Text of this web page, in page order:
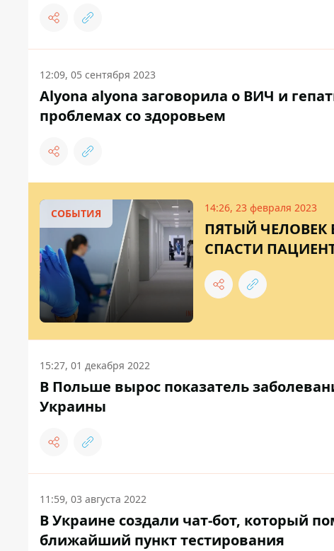
12:09, 05 сентября 2023
Alyona alyona заговорила о ВИЧ и
проблемах со здоровьем
СОБЫТИЯ 14:26, 23 февраля 2023
ПЯТЫЙ ЧЕЛОВЕК
СПАСТИ
15:27, 01 декабря 2022
В Польше вырос показатель
Украины
11:59, 03 августа 2022
В Украине создали чат-бот, который
ближайший пункт тестирования